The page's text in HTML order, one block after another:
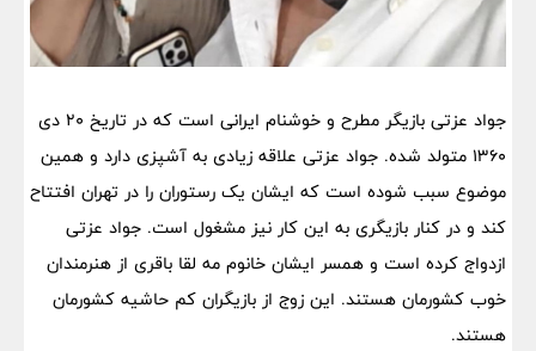
جواد عزتی بازیگر مطرح و خوشنام ایرانی است که در تاریخ 20 دی
1360 متولد شده. جواد عزتی علاقه زیادی به آشپزی دارد و همین
موضوع سبب شوده است که ایشان یک رستوران را در تهران افتتاح
کند و در کنار بازیگری به این کار نیز مشغول است. جواد عزتی
ازدواج کرده است و همسر ایشان خانوم مه لقا باقری از هنرمندان
خوب کشورمان هستند. این زوج از بازیگران کم حاشیه کشورمان
هستند.